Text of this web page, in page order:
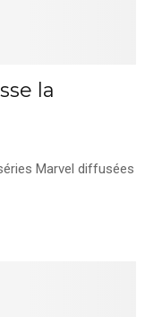
la
Marvel diffusées